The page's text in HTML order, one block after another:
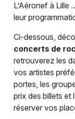
L’Aéronef à
leur
Ci-dessous,
concerts de
retrouverez les
vos artistes
portes, les
prix des billets et
réserver vos